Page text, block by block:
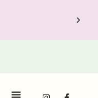
est dispo !